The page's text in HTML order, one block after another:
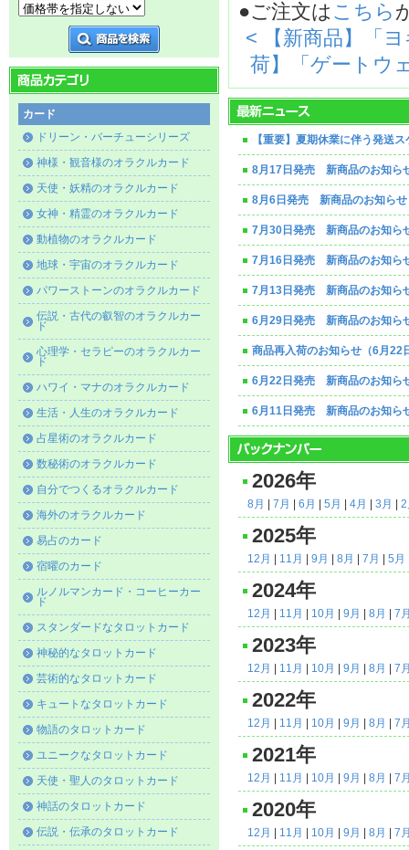
カード
ドリーン・バーチューシリーズ
神様・観音様のオラクルカード
天使・妖精のオラクルカード
女神・精霊のオラクルカード
動植物のオラクルカード
地球・宇宙のオラクルカード
パワーストーンのオラクルカード
伝説・古代の叡智のオラクルカー
ド
心理学・セラピーのオラクルカー
ド
ハワイ・マナのオラクルカード
生活・人生のオラクルカード
占星術のオラクルカード
数秘術のオラクルカード
自分でつくるオラクルカード
海外のオラクルカード
易占のカード
宿曜のカード
ルノルマンカード・コーヒーカー
ド
スタンダードなタロットカード
神秘的なタロットカード
芸術的なタロットカード
キュートなタロットカード
物語のタロットカード
ユニークなタロットカード
天使・聖人のタロットカード
神話のタロットカード
伝説・伝承のタロットカード
●ご注文は こちら
< 【新商品】「
荷】「ゲートウ
【重要】夏期休業に伴う発送
8月17日発売 新商品のお知ら
8月6日発売 新商品のお知らせ
7月30日発売 新商品のお知ら
7月16日発売 新商品のお知ら
7月13日発売 新商品のお知ら
6月29日発売 新商品のお知ら
商品再入荷のお知らせ（6月22
6月22日発売 新商品のお知ら
6月11日発売 新商品のお知ら
2026年
8月 7月 6月 5月 4月 3月 2
2025年
12月 11月 9月 8月 7月 5月
2024年
12月 11月 10月 9月 8月 7
2023年
12月 11月 10月 9月 8月 7
2022年
12月 11月 10月 9月 8月 7
2021年
12月 11月 10月 9月 8月 7
2020年
12月 11月 10月 9月 8月 7